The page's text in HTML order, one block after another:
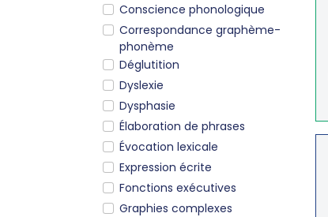
Conscience phonologique
Correspondance graphème-
phonème
Déglutition
Dyslexie
Dysphasie
Élaboration de phrases
Évocation lexicale
Expression écrite
Fonctions exécutives
Graphies complexes